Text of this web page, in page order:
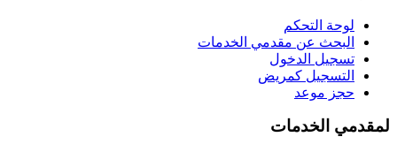
لوحة التحكم
البحث عن مقدمي الخدمات
تسجيل الدخول
التسجيل كمريض
حجز موعد
لمقدمي الخدمات